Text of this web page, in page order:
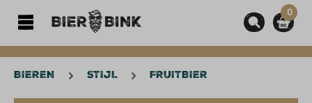
0
BIEREN STIJL FRUITBIER